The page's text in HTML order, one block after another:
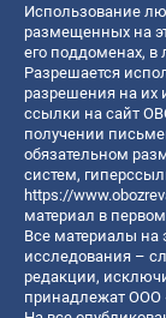
Использование
размещенных на
его поддоменах, в
Разрешается
разрешения на их
ссылки на сайт
получении
обязательном
систем,
https://
материал в
Все материалы на
исследования –
редакции,
принадлежат ООО